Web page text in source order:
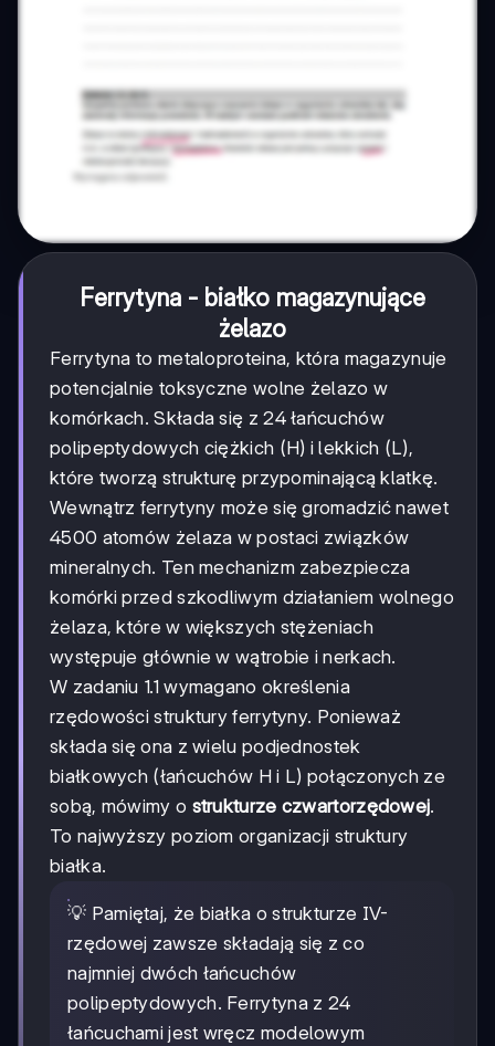
Ferrytyna - białko magazynujące
żelazo
Ferrytyna to metaloproteina, która magazynuje
potencjalnie toksyczne wolne żelazo w
komórkach. Składa się z 24 łańcuchów
polipeptydowych ciężkich (H) i lekkich (L),
które tworzą strukturę przypominającą klatkę.
Wewnątrz ferrytyny może się gromadzić nawet
4500 atomów żelaza w postaci związków
mineralnych. Ten mechanizm zabezpiecza
komórki przed szkodliwym działaniem wolnego
żelaza, które w większych stężeniach
występuje głównie w wątrobie i nerkach.
W zadaniu 1.1 wymagano określenia
rzędowości struktury ferrytyny. Ponieważ
składa się ona z wielu podjednostek
białkowych (łańcuchów H i L) połączonych ze
sobą, mówimy o strukturze czwartorzędowej.
To najwyższy poziom organizacji struktury
białka.
💡 Pamiętaj, że białka o strukturze IV-
rzędowej zawsze składają się z co
najmniej dwóch łańcuchów
polipeptydowych. Ferrytyna z 24
łańcuchami jest wręcz modelowym